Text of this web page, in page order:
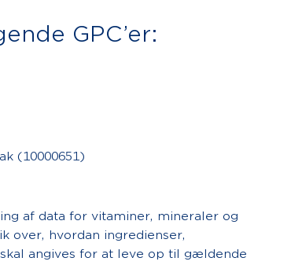
GPC’er:
(10000651)
af data for vitaminer, mineraler og
over, hvordan ingredienser,
angives for at leve op til gældende